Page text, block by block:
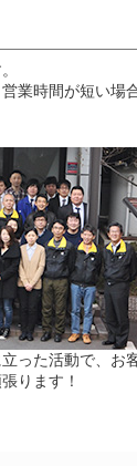
業時間が短い場
った活動で、お
ります！